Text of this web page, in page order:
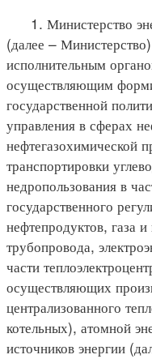
1. Министерство
(далее –
исполнительным
осуществляющим
государственной
управления в сферах
нефтегазохимической
транспортировки
недропользования в
государственного
нефтепродуктов, газа
трубопровода,
части
осуществляющих
централизованного
котельных), атомной
источников энергии